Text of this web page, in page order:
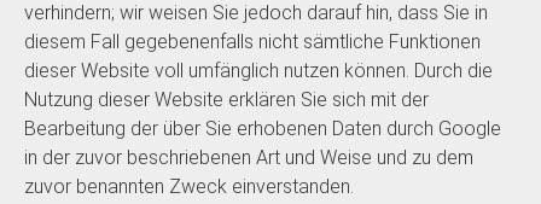
verhindern; wir weisen Sie jedoch darauf hin, dass Sie in
diesem Fall gegebenenfalls nicht sämtliche Funktionen
dieser Website voll umfänglich nutzen können. Durch die
Nutzung dieser Website erklären Sie sich mit der
Bearbeitung der über Sie erhobenen Daten durch Google
in der zuvor beschriebenen Art und Weise und zu dem
zuvor benannten Zweck einverstanden.